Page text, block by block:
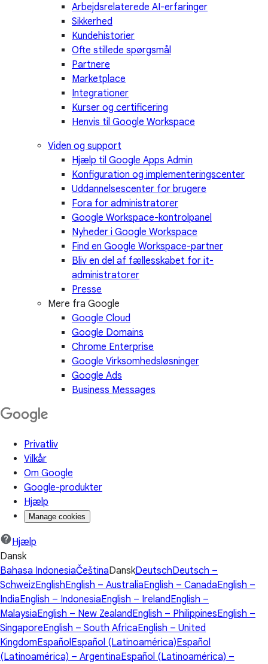
Arbejdsrelaterede AI-erfaringer
Sikkerhed
Kundehistorier
Ofte stillede spørgsmål
Partnere
Marketplace
Integrationer
Kurser og certificering
Henvis til Google Workspace
Viden og support
Hjælp til Google Apps Admin
Konfiguration og implementeringscenter
Uddannelsescenter for brugere
Fora for administratorer
Google Workspace-kontrolpanel
Nyheder i Google Workspace
Find en Google Workspace-partner
Bliv en del af fællesskabet for it-
administratorer
Presse
Mere fra Google
Google Cloud
Google Domains
Chrome Enterprise
Google Virksomhedsløsninger
Google Ads
Business Messages
Privatliv
Vilkår
Om Google
Google-produkter
Hjælp
Manage cookies
Hjælp
Dansk
Bahasa IndonesiaČeštinaDanskDeutschDeutsch –
SchweizEnglishEnglish – AustraliaEnglish – CanadaEnglish –
IndiaEnglish – IndonesiaEnglish – IrelandEnglish –
MalaysiaEnglish – New ZealandEnglish – PhilippinesEnglish –
SingaporeEnglish – South AfricaEnglish – United
KingdomEspañolEspañol (Latinoamérica)Español
(Latinoamérica) – ArgentinaEspañol (Latinoamérica) –